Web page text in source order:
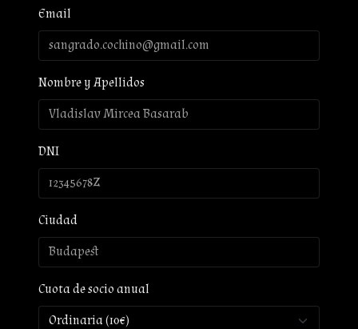
Email
Nombre y Apellidos
DNI
Ciudad
Cuota de socio anual